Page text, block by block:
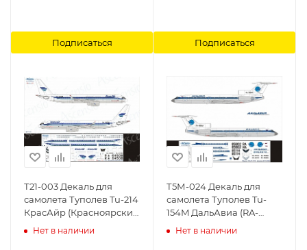
Подписаться Подписаться
Т21-003 Декаль для
самолета Туполев Tu-214
КрасАйр (Красноярские
Авиалинии) 1/144
Нет в наличии
Т5М-024 Декаль для
самолета Туполев Tu-
154M ДальАвиа (RA-
85114, RA-85802) 1/144
Нет в наличии